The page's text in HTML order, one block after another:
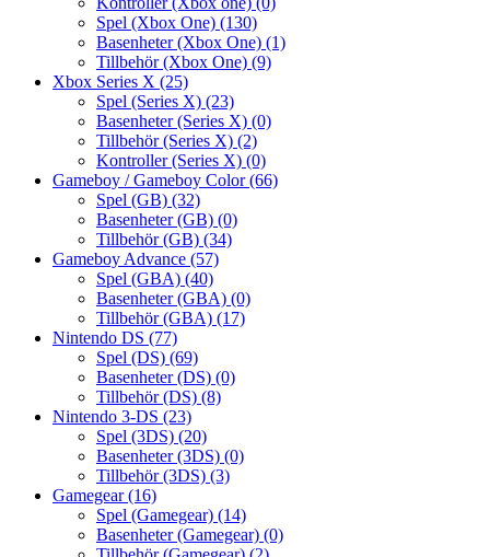
Spel (Xbox One) (130)
Basenheter (Xbox One) (1)
Tillbehör (Xbox One) (9)
Xbox Series X (25)
Spel (Series X) (23)
Basenheter (Series X) (0)
Tillbehör (Series X) (2)
Kontroller (Series X) (0)
Gameboy / Gameboy Color(66)
Spel (GB) (32)
Basenheter (GB) (0)
Tillbehör (GB) (34)
Gameboy Advance (57)
Spel (GBA) (40)
Basenheter (GBA) (0)
Tillbehör (GBA) (17)
Nintendo DS (77)
Spel (DS) (69)
Basenheter (DS) (0)
Tillbehör (DS) (8)
Nintendo 3-DS (23)
Spel (3DS) (20)
Basenheter (3DS) (0)
Tillbehör (3DS) (3)
Gamegear(16)
Spel (Gamegear) (14)
Basenheter (Gamegear) (0)